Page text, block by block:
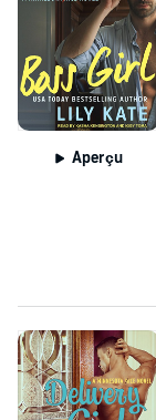
Aperçu